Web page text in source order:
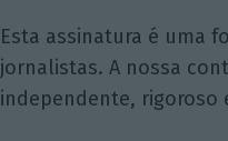
Esta assinatura é uma
jornalistas. A nossa
independente, rigoroso